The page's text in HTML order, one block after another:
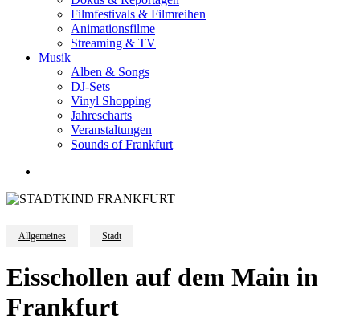
Filmfestivals & Filmreihen
Animationsfilme
Streaming & TV
Musik
Alben & Songs
DJ-Sets
Vinyl Shopping
Jahrescharts
Veranstaltungen
Sounds of Frankfurt
Allgemeines Stadt
Eisschollen auf dem Main in
Frankfurt